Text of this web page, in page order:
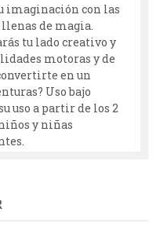
imaginación con las
de magia.
tu lado creativo y
motoras y de
en un
Uso bajo
uso a partir de los 2
y niñas